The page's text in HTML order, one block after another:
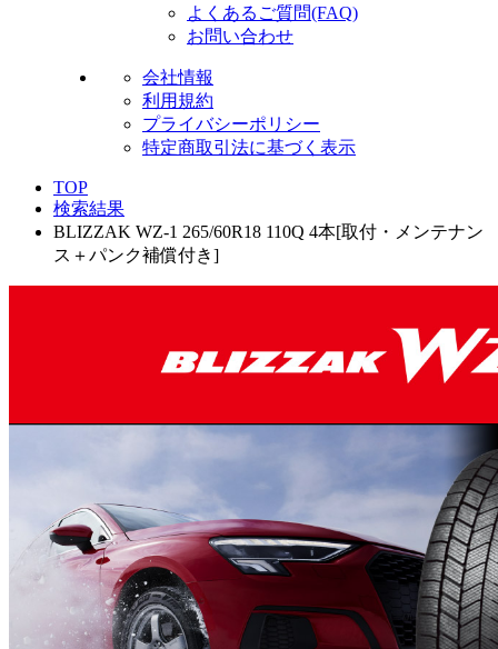
よくあるご質問(FAQ)
お問い合わせ
会社情報
利用規約
プライバシーポリシー
特定商取引法に基づく表示
TOP
検索結果
BLIZZAK WZ-1 265/60R18 110Q 4本[取付・メンテナン
ス＋パンク補償付き]